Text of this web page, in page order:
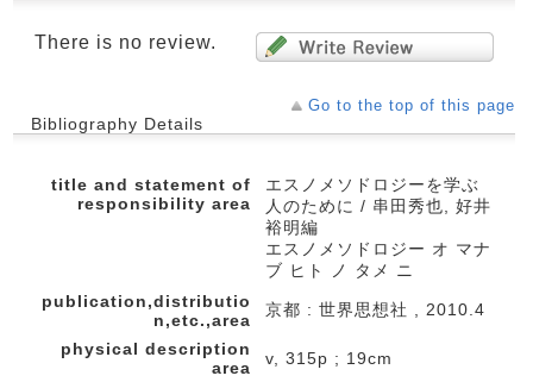
There is no review.
Go to the top of this page
Bibliography Details
title and statement of
responsibility area
エスノメソドロジーを学ぶ
人のために / 串田秀也, 好井
裕明編
エスノメソドロジー オ マナ
ブ ヒト ノ タメ ニ
publication,distributio
n,etc.,area
京都 : 世界思想社 , 2010.4
physical description
area
v, 315p ; 19cm